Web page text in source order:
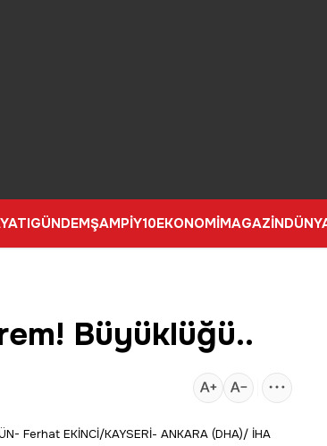
GÜNDEMŞAMPİY10EKONOMİMAGAZİN
Büyüklüğü..
Ferhat EKİNCİ/KAYSERİ- ANKARA (DHA)/ İHA